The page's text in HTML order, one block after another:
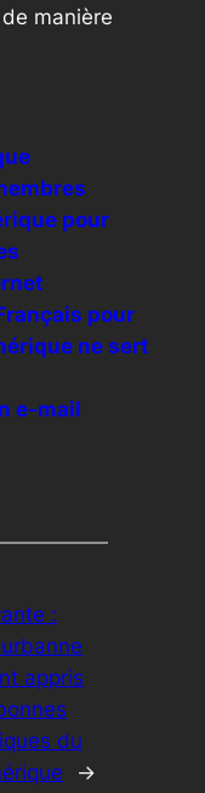
manière
pour
pour
ne sert
e-mail
:
appris
du
→